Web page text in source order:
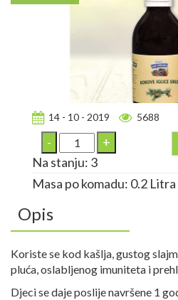
14 - 10 - 2019 5688
Na stanju: 3
Masa po komadu: 0.2 Litra
Opis
Koriste se kod kašlja, gustog
pluća, oslabljenog imuniteta i
Djeci se daje poslije navršene 1